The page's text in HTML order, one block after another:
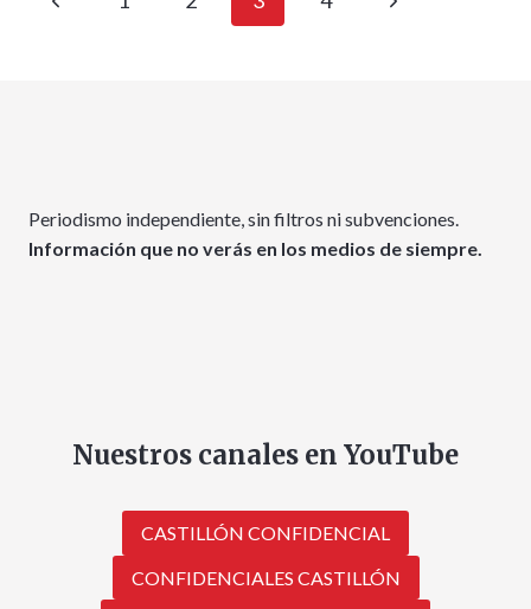
Periodismo independiente, sin filtros ni subvenciones.
Información que no verás en los medios de siempre.
Nuestros canales en YouTube
CASTILLÓN CONFIDENCIAL
CONFIDENCIALES CASTILLÓN